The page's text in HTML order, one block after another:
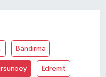
Bandirma
Edremit